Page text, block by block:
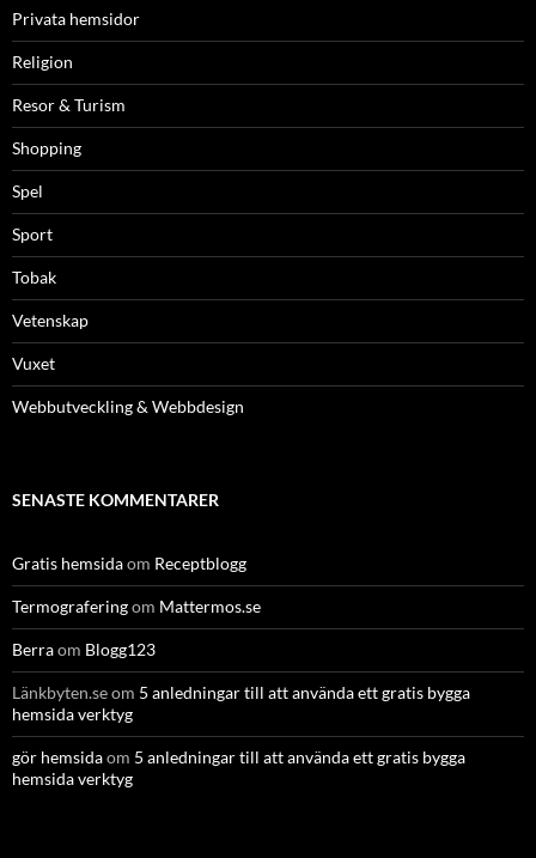
Privata hemsidor
Religion
Resor & Turism
Shopping
Spel
Sport
Tobak
Vetenskap
Vuxet
Webbutveckling & Webbdesign
SENASTE KOMMENTARER
Gratis hemsidaom Receptblogg
Termograferingom Mattermos.se
Berraom Blogg123
Länkbyten.seom 5 anledningar till att använda ett gratis bygga
hemsida verktyg
gör hemsidaom 5 anledningar till att använda ett gratis bygga
hemsida verktyg